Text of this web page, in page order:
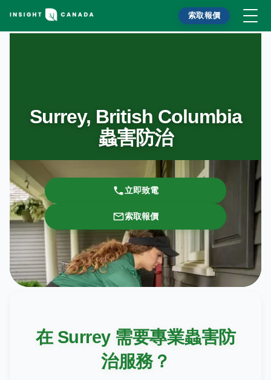
索取報價
Surrey, British Columbia
蟲害防治
立即致電
索取報價
在 Surrey 需要專業蟲害防
治服務？